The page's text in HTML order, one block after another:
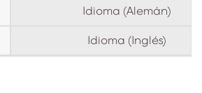
Idioma (Alemán)
Idioma (Inglés)